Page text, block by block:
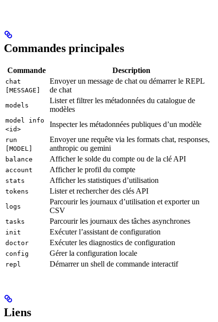
Commandes principales
Commande Description
chat
[MESSAGE]
Envoyer un message de chat ou démarrer le REPL
de chat
models
Lister et filtrer les métadonnées du catalogue de
modèles
model info
<id>
Inspecter les métadonnées publiques d’un modèle
run
[MODEL]
Envoyer une requête via les formats chat, responses,
anthropic ou gemini
balance Afficher le solde du compte ou de la clé API
account Afficher le profil du compte
stats Afficher les statistiques d’utilisation
tokens Lister et rechercher des clés API
logs
Parcourir les journaux d’utilisation et exporter un
CSV
tasks Parcourir les journaux des tâches asynchrones
init Exécuter l’assistant de configuration
doctor Exécuter les diagnostics de configuration
config Gérer la configuration locale
repl Démarrer un shell de commande interactif
Liens